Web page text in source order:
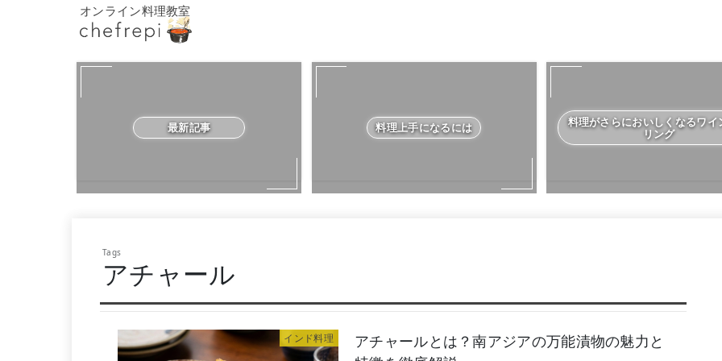
オンライン料理教室
最新記事 料理上手になるには
料理がさらにおいしくなるワイ
リング
アチャール
インド料理
アチャールとは？南アジアの万能漬物の魅力と